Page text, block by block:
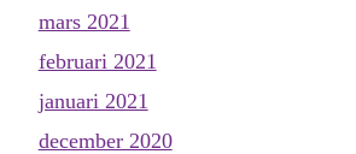
mars 2021
februari 2021
januari 2021
december 2020